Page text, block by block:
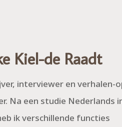
Kiel-de Raadt
interviewer en verhalen-
Na een studie Nederlands
ik verschillende functies